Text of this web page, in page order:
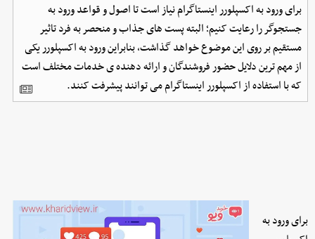
برای ورود به اکسپلورر اینستاگرام نیاز است تا اصول و قواعد ورود به
جستجوگر را رعایت کنیم؛ البته پست های جذاب و منحصر به فرد تاثیر
مستقیم بر روی این موضوع خواهد گذاشت، بنابراین ورود به اکسپلورر یکی
از مهم ترین دلایل حضور فروشندگان و ارائه دهنده ی خدمات مختلف است
که با استفاده از اکسپلورر اینستاگرام می توانند پیشرفت کنند.
برای ورود به